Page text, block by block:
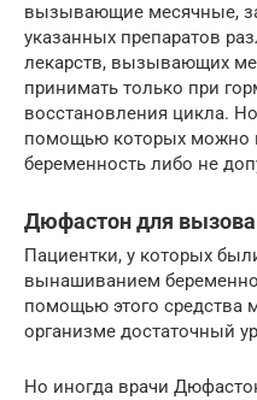
вызывающие месячные,
указанных препаратов
лекарств, вызывающих
принимать только при
восстановления цикла.
помощью которых можно
беременность либо не
Дюфастон для
Пациентки, у которых
вынашиванием
помощью этого средства
организме достаточный
Но иногда врачи